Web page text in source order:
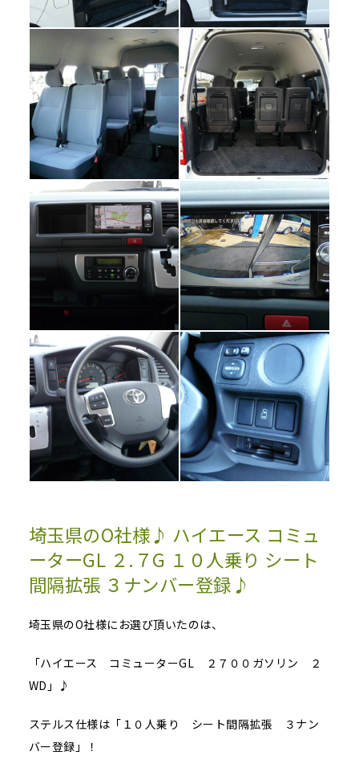
埼玉県のO社様♪ ハイエース コミュ
ーターGL ２.７G １０人乗り シート
間隔拡張 ３ナンバー登録♪
埼玉県のO社様にお選び頂いたのは、
「ハイエース コミューターGL ２７００ガソリン ２
WD」♪
ステルス仕様は「１０人乗り シート間隔拡張 ３ナン
バー登録」！